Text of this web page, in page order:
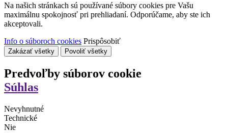
Na našich stránkach sú používané súbory cookies pre Vašu
maximálnu spokojnosť pri prehliadaní. Odporúčame, aby ste ich
akceptovali.
Info o súboroch cookies Prispôsobiť
Zakázať všetky Povoliť všetky
Predvoľby súborov cookie
Súhlas
Nevyhnutné
Technické
Nie